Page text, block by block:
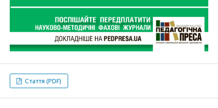
Стаття (PDF)